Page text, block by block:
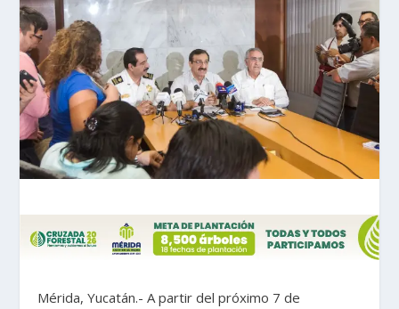
Mérida, Yucatán.- A partir del próximo 7 de